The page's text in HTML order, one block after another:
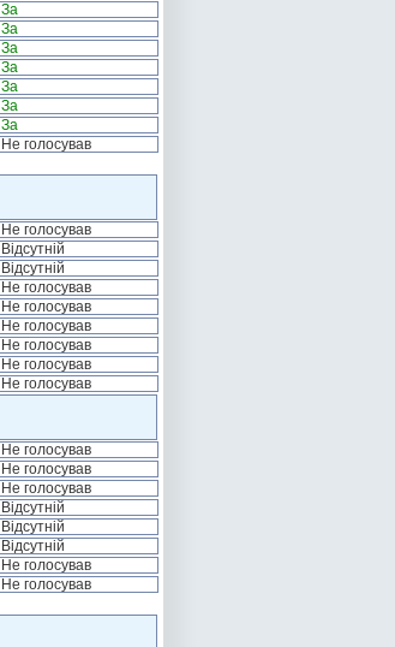
За
За
За
За
За
За
За
Не голосував
Не голосував
Відсутній
Відсутній
Не голосував
Не голосував
Не голосував
Не голосував
Не голосував
Не голосував
Не голосував
Не голосував
Не голосував
Відсутній
Відсутній
Відсутній
Не голосував
Не голосував